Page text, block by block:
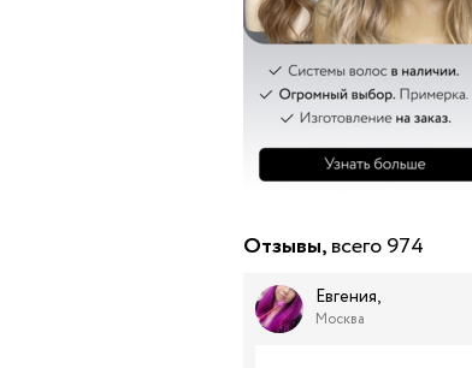
Отзывы,всего 974
Евгения,
Москва